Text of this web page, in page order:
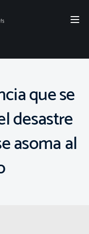
que se
desastre
asoma al